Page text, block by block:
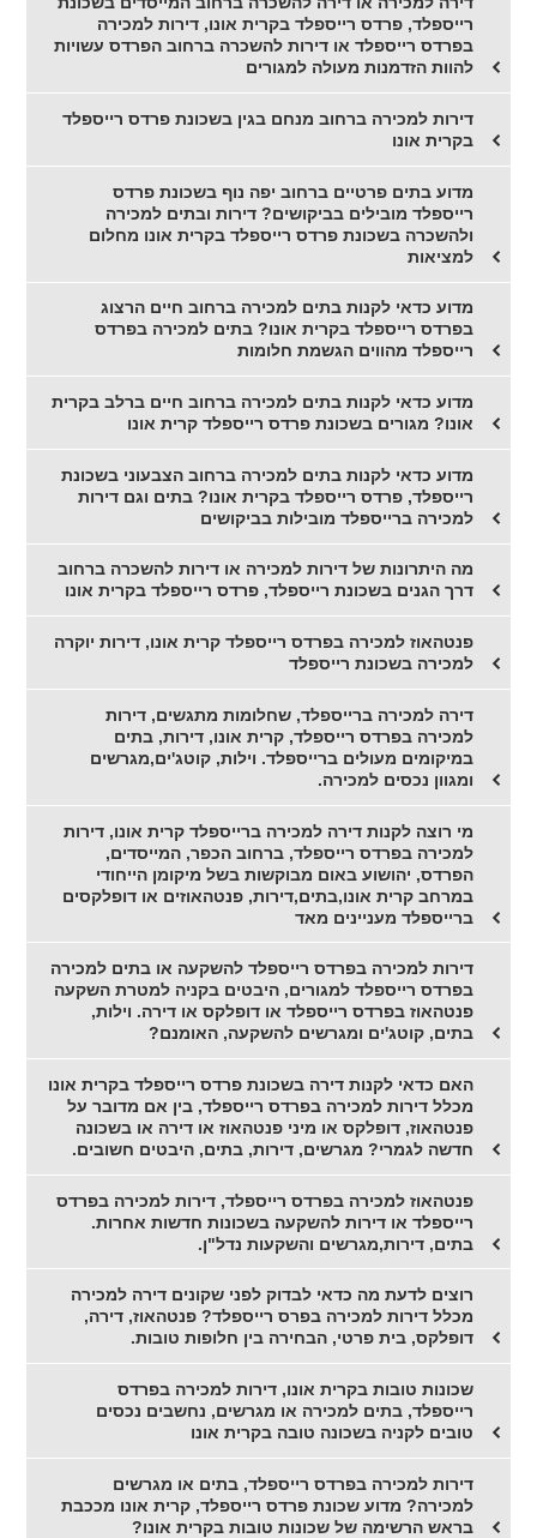
רייספלד, פרדס רייספלד בקרית אונו, דירות למכירה
בפרדס רייספלד או דירות להשכרה ברחוב הפרדס עשויות
להוות הזדמנות מעולה למגורים
דירות למכירה ברחוב מנחם בגין בשכונת פרדס רייספלד
בקרית אונו
מדוע בתים פרטיים ברחוב יפה נוף בשכונת פרדס
רייספלד מובילים בביקושים? דירות ובתים למכירה
ולהשכרה בשכונת פרדס רייספלד בקרית אונו מחלום
למציאות
מדוע כדאי לקנות בתים למכירה ברחוב חיים הרצוג
בפרדס רייספלד בקרית אונו? בתים למכירה בפרדס
רייספלד מהווים הגשמת חלומות
מדוע כדאי לקנות בתים למכירה ברחוב חיים ברלב בקרית
אונו? מגורים בשכונת פרדס רייספלד קרית אונו
מדוע כדאי לקנות בתים למכירה ברחוב הצבעוני בשכונת
רייספלד, פרדס רייספלד בקרית אונו? בתים וגם דירות
למכירה ברייספלד מובילות בביקושים
מה היתרונות של דירות למכירה או דירות להשכרה ברחוב
דרך הגנים בשכונת רייספלד, פרדס רייספלד בקרית אונו
פנטהאוז למכירה בפרדס רייספלד קרית אונו, דירות יוקרה
למכירה בשכונת רייספלד
דירה למכירה ברייספלד, שחלומות מתגשים, דירות
למכירה בפרדס רייספלד, קרית אונו, דירות, בתים
במיקומים מעולים ברייספלד. וילות, קוטג'ים,מגרשים
ומגוון נכסים למכירה.
מי רוצה לקנות דירה למכירה ברייספלד קרית אונו, דירות
למכירה בפרדס רייספלד, ברחוב הכפר, המייסדים,
הפרדס, יהושוע באום מבוקשות בשל מיקומן הייחודי
במרחב קרית אונו,בתים,דירות, פנטהאוזים או דופלקסים
ברייספלד מעניינים מאד
דירות למכירה בפרדס רייספלד להשקעה או בתים למכירה
בפרדס רייספלד למגורים, היבטים בקניה למטרת השקעה
פנטהאוז בפרדס רייספלד או דופלקס או דירה. וילות,
בתים, קוטג'ים ומגרשים להשקעה, האומנם?
האם כדאי לקנות דירה בשכונת פרדס רייספלד בקרית אונו
מכלל דירות למכירה בפרדס רייספלד, בין אם מדובר על
פנטהאוז, דופלקס או מיני פנטהאוז או דירה או בשכונה
חדשה לגמרי? מגרשים, דירות, בתים, היבטים חשובים.
פנטהאוז למכירה בפרדס רייספלד, דירות למכירה בפרדס
רייספלד או דירות להשקעה בשכונות חדשות אחרות.
בתים, דירות,מגרשים והשקעות נדל"ן.
רוצים לדעת מה כדאי לבדוק לפני שקונים דירה למכירה
מכלל דירות למכירה בפרס רייספלד? פנטהאוז, דירה,
דופלקס, בית פרטי, הבחירה בין חלופות טובות.
שכונות טובות בקרית אונו, דירות למכירה בפרדס
רייספלד, בתים למכירה או מגרשים, נחשבים נכסים
טובים לקניה בשכונה טובה בקרית אונו
דירות למכירה בפרדס רייספלד, בתים או מגרשים
למכירה? מדוע שכונת פרדס רייספלד, קרית אונו מככבת
בראש הרשימה של שכונות טובות בקרית אונו?